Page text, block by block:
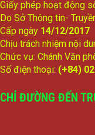
Giấy phép hoạt động
Do Sở Thông tin-
Cấp ngày 14/12/2017
Chịu trách nhiệm nội
Chức vụ: Chánh Văn
Số điện thoại: (+84)
CHỈ ĐƯỜNG ĐẾN